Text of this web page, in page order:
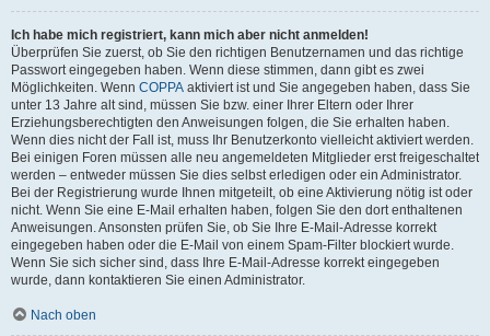
Ich habe mich registriert, kann mich aber nicht anmelden!
Überprüfen Sie zuerst, ob Sie den richtigen Benutzernamen und das richtige
Passwort eingegeben haben. Wenn diese stimmen, dann gibt es zwei
Möglichkeiten. Wenn COPPA aktiviert ist und Sie angegeben haben, dass Sie
unter 13 Jahre alt sind, müssen Sie bzw. einer Ihrer Eltern oder Ihrer
Erziehungsberechtigten den Anweisungen folgen, die Sie erhalten haben.
Wenn dies nicht der Fall ist, muss Ihr Benutzerkonto vielleicht aktiviert werden.
Bei einigen Foren müssen alle neu angemeldeten Mitglieder erst freigeschaltet
werden – entweder müssen Sie dies selbst erledigen oder ein Administrator.
Bei der Registrierung wurde Ihnen mitgeteilt, ob eine Aktivierung nötig ist oder
nicht. Wenn Sie eine E-Mail erhalten haben, folgen Sie den dort enthaltenen
Anweisungen. Ansonsten prüfen Sie, ob Sie Ihre E-Mail-Adresse korrekt
eingegeben haben oder die E-Mail von einem Spam-Filter blockiert wurde.
Wenn Sie sich sicher sind, dass Ihre E-Mail-Adresse korrekt eingegeben
wurde, dann kontaktieren Sie einen Administrator.
Nach oben